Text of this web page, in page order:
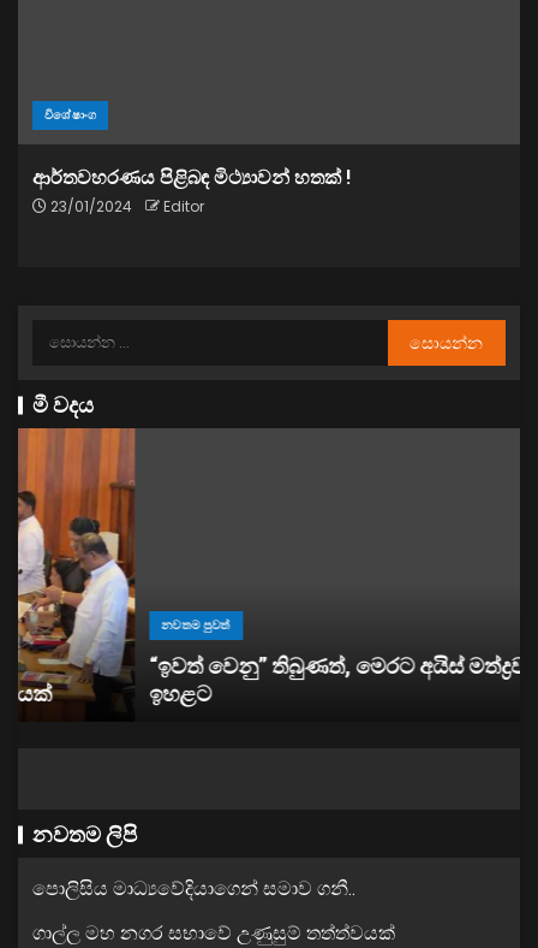
විශේෂාංග
ආර්තවහරණය පිළිබඳ මිථ්‍යාවන් හතක් !
23/01/2024 Editor
මී වදය
නවතම පුවත්
“ඉවත් වෙනු” තිබුණත්, මෙරට අයිස් මත්ද්‍රව්‍ය භාවිතය
ඉහළට
නවතම ලිපි
පොලිසිය මාධ්‍යවේදියාගෙන් සමාව ගනී..
ගාල්ල මහ නගර සභාවේ උණුසුම් තත්ත්වයක්